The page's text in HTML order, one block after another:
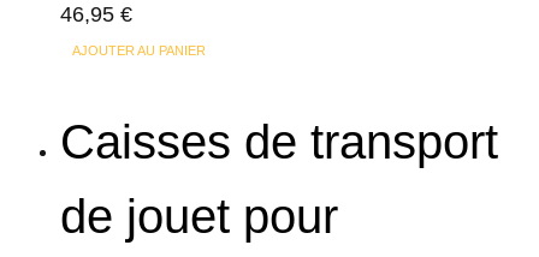
46,95 €
AJOUTER AU PANIER
Caisses de transport
de jouet pour